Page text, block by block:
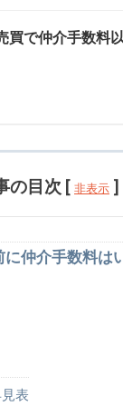
買で仲介手数料
の目次 [ 非表示 ]
仲介手数料は
表